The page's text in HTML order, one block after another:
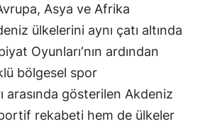
Asya ve Afrika
ülkelerini aynı çatı altında
Oyunları‘nın ardından
bölgesel spor
arasında gösterilen Akdeniz
rekabeti hem de ülkeler